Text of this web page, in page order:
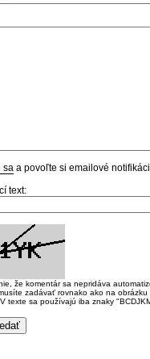
sa a povoľte si emailové
text:
že komentár sa nepridáva
zadávať rovnako ako na
texte sa používajú iba znaky